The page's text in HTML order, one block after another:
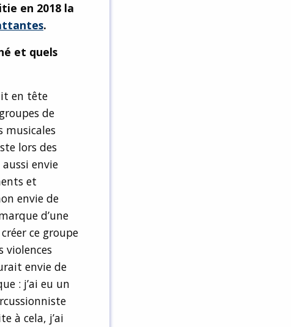
en 2018 la
.
et quels
en tête
de
musicales
lors des
envie
et
envie de
d’une
ce groupe
violences
envie de
: j’ai eu un
à cela, j’ai